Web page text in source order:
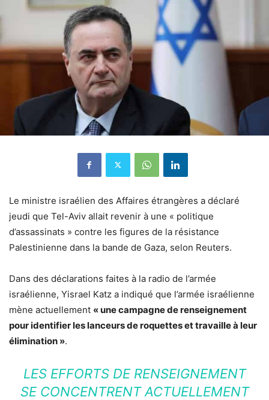
Le ministre israélien des Affaires étrangères a déclaré
jeudi que Tel-Aviv allait revenir à une « politique
d’assassinats » contre les figures de la résistance
Palestinienne dans la bande de Gaza, selon Reuters.
Dans des déclarations faites à la radio de l’armée
israélienne, Yisrael Katz a indiqué que l’armée israélienne
mène actuellement « une campagne de renseignement
pour identifier les lanceurs de roquettes et travaille à leur
élimination ».
LES EFFORTS DE RENSEIGNEMENT
SE CONCENTRENT ACTUELLEMENT